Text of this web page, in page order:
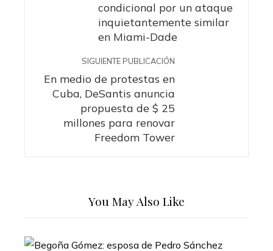
condicional por un ataque
inquietantemente similar
en Miami-Dade
SIGUIENTE PUBLICACIÓN
En medio de protestas en
Cuba, DeSantis anuncia
propuesta de $ 25
millones para renovar
Freedom Tower
You May Also Like